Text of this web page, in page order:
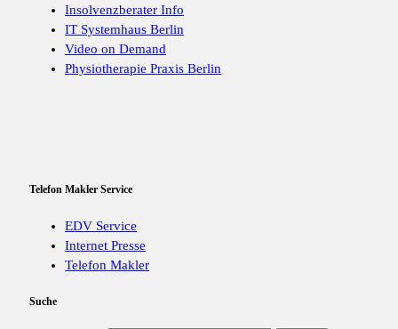
Insolvenzberater Info
IT Systemhaus Berlin
Video on Demand
Physiotherapie Praxis Berlin
Telefon Makler Service
EDV Service
Internet Presse
Telefon Makler
Suche